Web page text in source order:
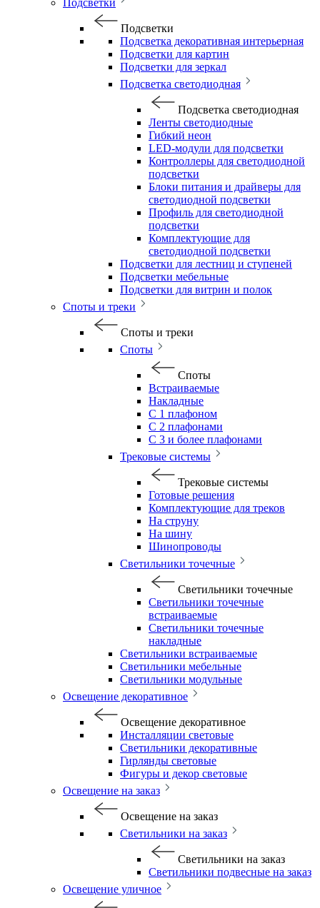
Подсветки
Подсветки
Подсветка декоративная интерьерная
Подсветки для картин
Подсветки для зеркал
Подсветка светодиодная
Подсветка светодиодная
Ленты светодиодные
Гибкий неон
LED-модули для подсветки
Контроллеры для светодиодной
подсветки
Блоки питания и драйверы для
светодиодной подсветки
Профиль для светодиодной
подсветки
Комплектующие для
светодиодной подсветки
Подсветки для лестниц и ступеней
Подсветки мебельные
Подсветки для витрин и полок
Споты и треки
Споты и треки
Споты
Споты
Встраиваемые
Накладные
С 1 плафоном
С 2 плафонами
С 3 и более плафонами
Трековые системы
Трековые системы
Готовые решения
Комплектующие для треков
На струну
На шину
Шинопроводы
Светильники точечные
Светильники точечные
Светильники точечные
встраиваемые
Светильники точечные
накладные
Светильники встраиваемые
Светильники мебельные
Светильники модульные
Освещение декоративное
Освещение декоративное
Инсталляции световые
Светильники декоративные
Гирлянды световые
Фигуры и декор световые
Освещение на заказ
Освещение на заказ
Светильники на заказ
Светильники на заказ
Светильники подвесные на заказ
Освещение уличное